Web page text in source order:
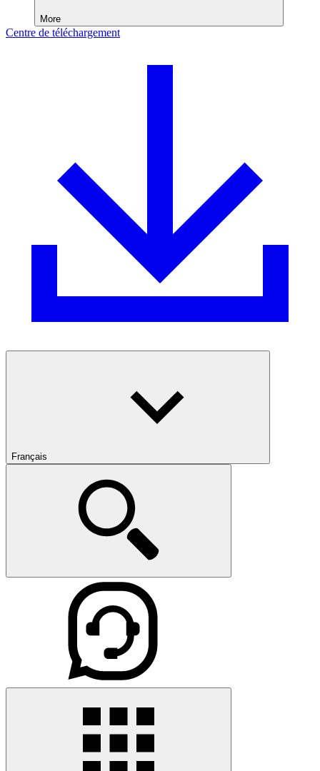
More
Centre de téléchargement
Français